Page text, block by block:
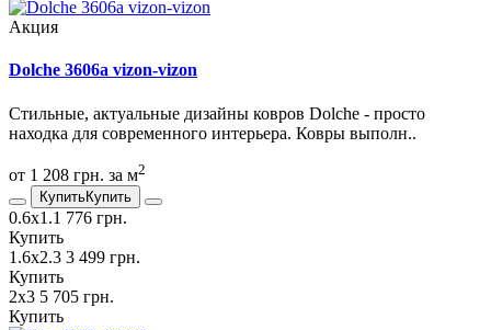
Акция
Dolche 3606a vizon-vizon
Стильные, актуальные дизайны ковров Dolche - просто
находка для современного интерьера. Ковры выполн..
от 1 208 грн. за м2
КупитьКупить
0.6х1.1 776 грн.
Купить
1.6х2.3 3 499 грн.
Купить
2х3 5 705 грн.
Купить